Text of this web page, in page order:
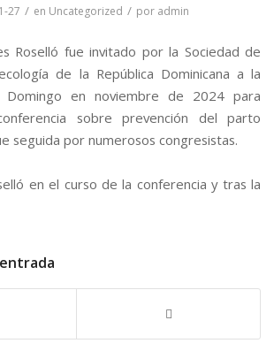
27 / en Uncategorized / por admin
Roselló fue invitado por la Sociedad de
de la República Dominicana a la
Domingo en noviembre de 2024 para
sobre prevención del parto
seguida por numerosos congresistas.
en el curso de la conferencia y tras la